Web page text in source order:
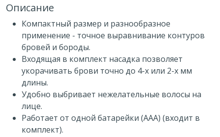
Описание
Компактный размер и разнообразное
применение - точное выравнивание контуров
бровей и бороды.
Входящая в комплект насадка позволяет
укорачивать брови точно до 4-х или 2-х мм
длины.
Удобно выбривает нежелательные волосы на
лице.
Работает от одной батарейки (ААА) (входит в
комплект).